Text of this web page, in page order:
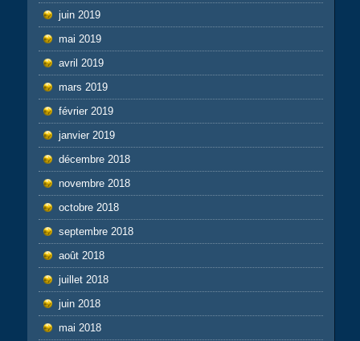
juin 2019
mai 2019
avril 2019
mars 2019
février 2019
janvier 2019
décembre 2018
novembre 2018
octobre 2018
septembre 2018
août 2018
juillet 2018
juin 2018
mai 2018